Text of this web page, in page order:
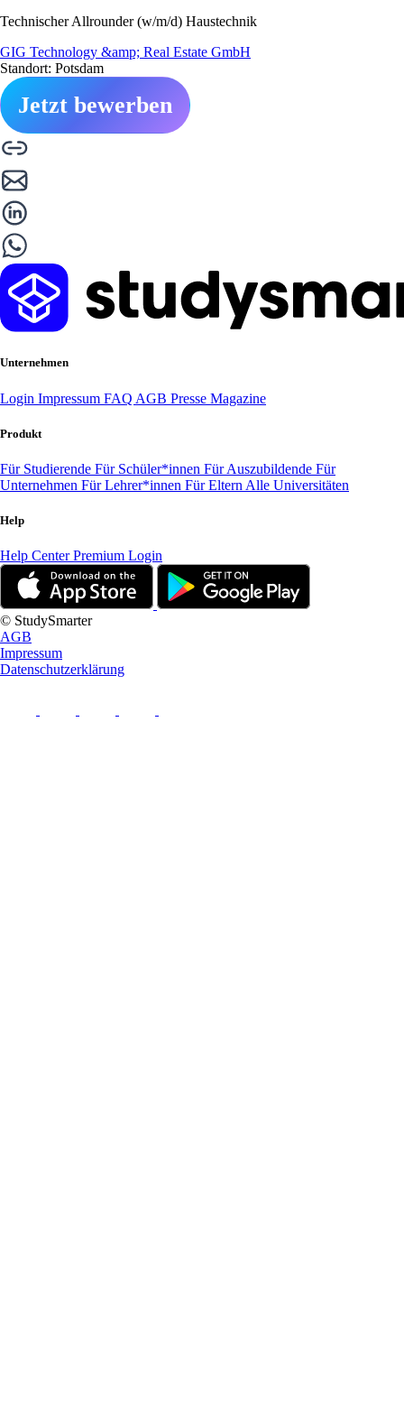
Technischer Allrounder (w/m/d) Haustechnik
GIG Technology &amp; Real Estate GmbH
Standort: Potsdam
Jetzt bewerben
Unternehmen
Login Impressum FAQ AGB Presse Magazine
Produkt
Für Studierende Für Schüler*innen Für Auszubildende Für
Unternehmen Für Lehrer*innen Für Eltern Alle Universitäten
Help
Help CenterPremium Login
© StudySmarter
AGB
Impressum
Datenschutzerklärung